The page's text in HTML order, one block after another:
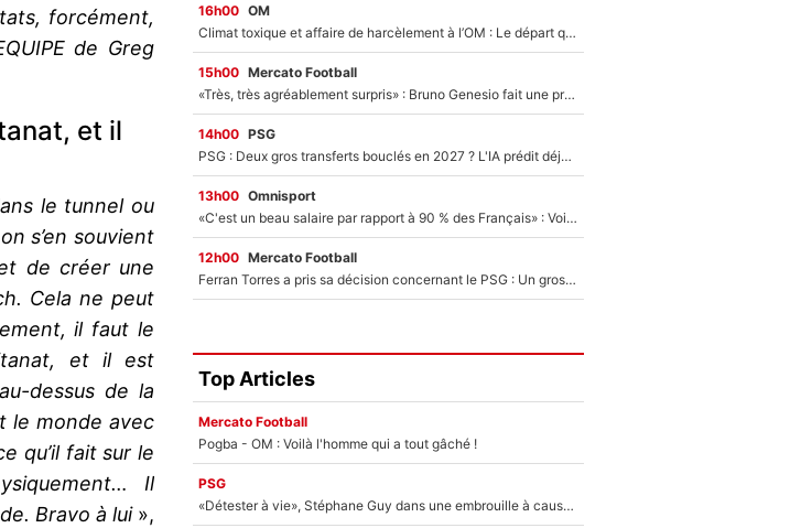
forcément,
de Greg
et il
le tunnel ou
s’en souvient
de créer une
Cela ne peut
il faut le
et il est
dessus de la
le monde avec
qu’il fait sur le
Il
Bravo à lui»,
16h00 OM
Climat toxique et affaire de harcèlement à l’OM : Le départ qui soulage le vestiaire de Bruno Genesio
15h00 Mercato Football
«Très, très agréablement surpris» : Bruno Genesio fait une promesse pour la suite du mercato de l’OM et rassure les supporters
14h00 PSG
PSG : Deux gros transferts bouclés en 2027 ? L'IA prédit déjà les deux joueurs qui pourraient rejoindre Luis Enrique !
13h00 Omnisport
«C'est un beau salaire par rapport à 90 % des Français» : Voilà combien touchait Nelson Monfort sur France Télévisions avant de rejoindre CNews
12h00 Mercato Football
Ferran Torres a pris sa décision concernant le PSG : Un gros club étranger prêt à relancer le feuilleton pour la signature du champion du monde 2026 !
Top Articles
Mercato Football
Pogba - OM : Voilà l'homme qui a tout gâché !
PSG
«Détester à vie», Stéphane Guy dans une embrouille à cause du PSG !